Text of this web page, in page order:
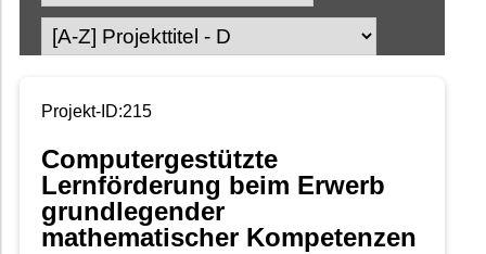
Projekt-ID:215
Computergestützte
Lernförderung beim Erwerb
grundlegender
mathematischer Kompetenzen